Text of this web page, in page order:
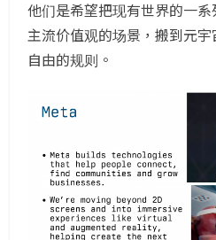
他们是希望把现有世界的一
主流价值观的场景，搬到元
自由的规则。